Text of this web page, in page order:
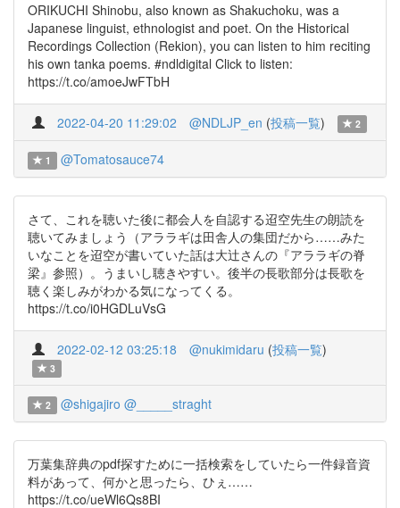
ORIKUCHI Shinobu, also known as Shakuchoku, was a
Japanese linguist, ethnologist and poet. On the Historical
Recordings Collection (Rekion), you can listen to him reciting
his own tanka poems. #ndldigital Click to listen:
https://t.co/amoeJwFTbH
2022-04-20 11:29:02 @NDLJP_en (投稿一覧) 2
1 @Tomatosauce74
さて、これを聴いた後に都会人を自認する迢空先生の朗読を
聴いてみましょう（アララギは田舎人の集団だから……みた
いなことを迢空が書いていた話は大辻さんの『アララギの脊
梁』参照）。うまいし聴きやすい。後半の長歌部分は長歌を
聴く楽しみがわかる気になってくる。
https://t.co/i0HGDLuVsG
2022-02-12 03:25:18 @nukimidaru (投稿一覧)
3
2 @shigajiro @_____straght
万葉集辞典のpdf探すために一括検索をしていたら一件録音資
料があって、何かと思ったら、ひぇ……
https://t.co/ueWl6Qs8BI